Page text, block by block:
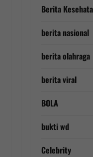
Berita
berita nasional
berita olahraga
berita viral
BOLA
bukti wd
Celebrity